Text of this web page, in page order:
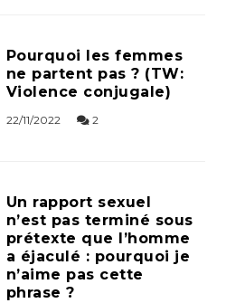
Pourquoi les femmes
ne partent pas ? (TW:
Violence conjugale)
22/11/2022 2
Un rapport sexuel
n’est pas terminé sous
prétexte que l’homme
a éjaculé : pourquoi je
n’aime pas cette
phrase ?